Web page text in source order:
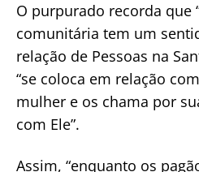
O purpurado recorda que
comunitária tem um
relação de Pessoas na
“se coloca em relação
mulher e os chama por
com Ele”.
Assim, “enquanto os